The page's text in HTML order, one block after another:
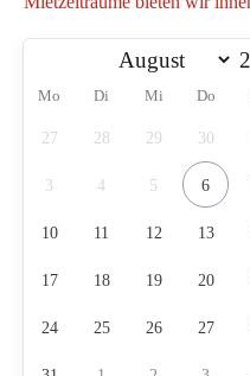
Mo Di Mi Do
27 28 29 30
3 4 5 6
10 11 12 13
17 18 19 20
24 25 26 27